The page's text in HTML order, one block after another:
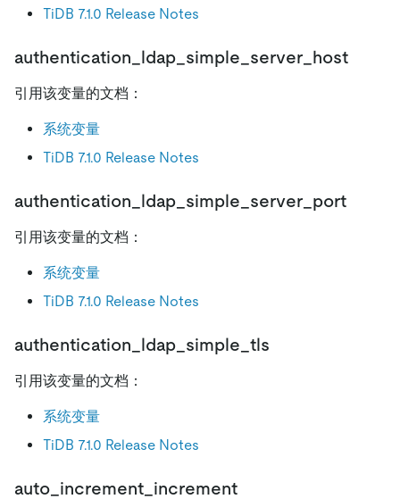
TiDB 7.1.0 Release Notes
authentication_ldap_simple_server_host
引用该变量的文档：
系统变量
TiDB 7.1.0 Release Notes
authentication_ldap_simple_server_port
引用该变量的文档：
系统变量
TiDB 7.1.0 Release Notes
authentication_ldap_simple_tls
引用该变量的文档：
系统变量
TiDB 7.1.0 Release Notes
auto_increment_increment